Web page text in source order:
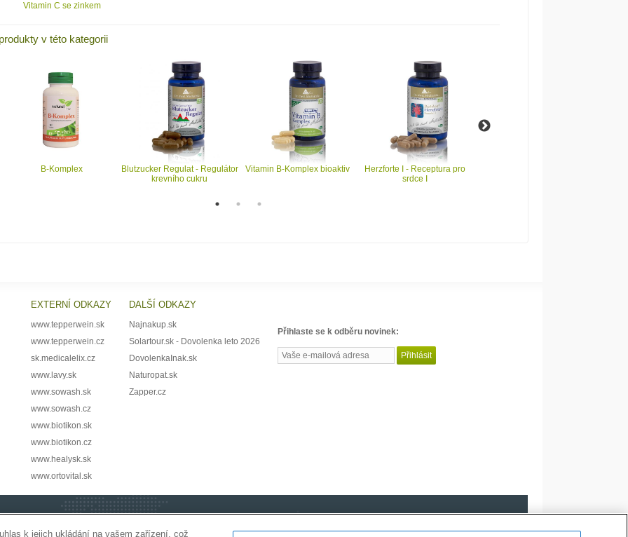
Vitamin C se zinkem
v této kategorii
B-Komplex
Blutzucker Regulat - Regulátor
krevního cukru
Vitamin B-Komplex bioaktiv
Herzforte I - Receptura pro
srdce I
EXTERNÍ ODKAZY
www.tepperwein.sk
www.tepperwein.cz
sk.medicalelix.cz
www.lavy.sk
www.sowash.sk
www.sowash.cz
www.biotikon.sk
www.biotikon.cz
www.healysk.sk
www.ortovital.sk
DALŠÍ ODKAZY
Najnakup.sk
Solartour.sk - Dovolenka leto 2026
DovolenkaInak.sk
Naturopat.sk
Zapper.cz
Přihlaste se k odběru novinek:
k jejich ukládání na vašem zařízení, což